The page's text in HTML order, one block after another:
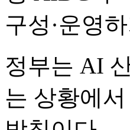
구성·운영
정부는 AI
는 상황에